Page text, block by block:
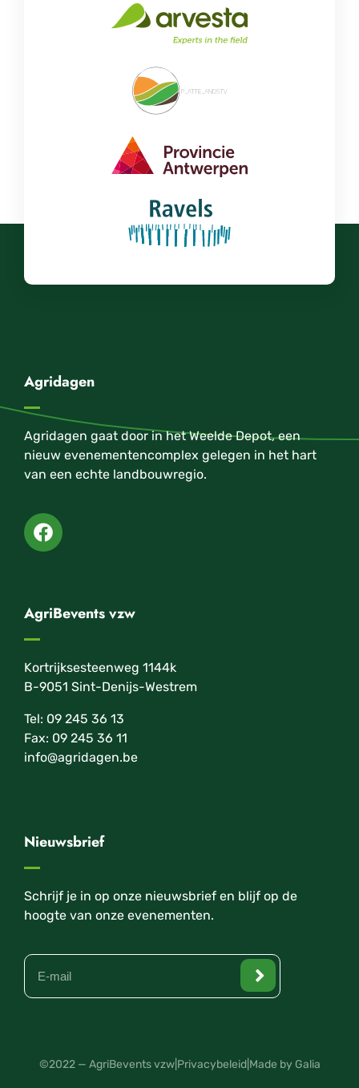
Agridagen
Agridagen gaat door in het Weelde Depot, een
nieuw evenementencomplex gelegen in het hart
van een echte landbouwregio.
AgriBevents vzw
Kortrijksesteenweg 1144k
B-9051 Sint-Denijs-Westrem
Tel: 09 245 36 13
Fax: 09 245 36 11
info@agridagen.be
Nieuwsbrief
Schrijf je in op onze nieuwsbrief en blijf op de
hoogte van onze evenementen.
©2022 — AgriBevents vzw| Privacybeleid| Made by Galia